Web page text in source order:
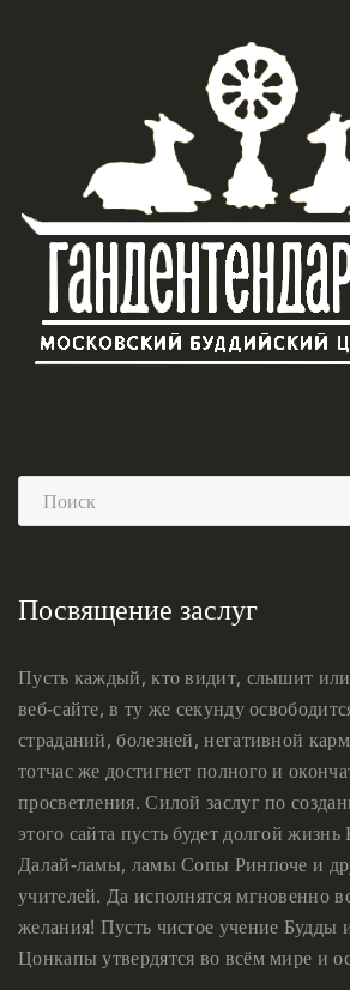
Посвящение заслуг
Пусть каждый, кто видит, слышит
веб-сайте, в ту же секунду
страданий, болезней, негативной
тотчас же достигнет полного и
просветления. Силой заслуг по
этого сайта пусть будет долгой
Далай-ламы, ламы Сопы Ринпоче и
учителей. Да исполнятся мгновенно
желания! Пусть чистое учение Будды
Цонкапы утвердятся во всём мире и